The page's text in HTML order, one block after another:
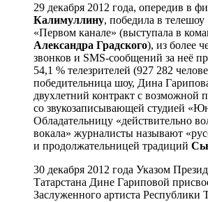
29 декабря 2012 года, опередив в
Калимуллину, победила в телешоу
«Первом канале» (выступала в
Александра Градского), из более
звонков и SMS-сообщений за неё
54,1 % телезрителей (927 282
победительница шоу, Дина
двухлетний контракт с возможной
со звукозаписывающей студией
Обладательницу «действительно
вокала» журналисты называют
и продолжательницей традиций
30 декабря 2012 года Указом
Татарстана Дине Гариповой
Заслуженного артиста Республики